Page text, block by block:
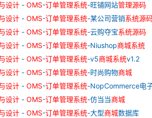
设计 - OMS-订单管理系统-旺铺网站管理源码
设计 - OMS-订单管理系统-某公司营销系统源
设计 - OMS-订单管理系统-云购夺宝系统源码
设计 - OMS-订单管理系统-Niushop商城系统
设计 - OMS-订单管理系统-v5商城系统v1.2
设计 - OMS-订单管理系统-时尚购物商城
设计 - OMS-订单管理系统-NopCommerce电
设计 - OMS-订单管理系统-仿当当商城
设计 - OMS-订单管理系统-大型商城数据库